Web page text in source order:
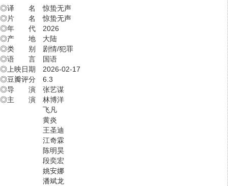
◎译 名 惊蛰无声
◎片 名 惊蛰无声
◎年 代 2026
◎产 地 大陆
◎类 别 剧情/犯罪
◎语 言 国语
◎上映日期 2026-02-17
◎豆瓣评分 6.3
◎导 演 张艺谋
◎主 演 林博洋
飞凡
黄炎
王圣迪
江奇霖
陈明昊
段奕宏
姚安娜
潘斌龙